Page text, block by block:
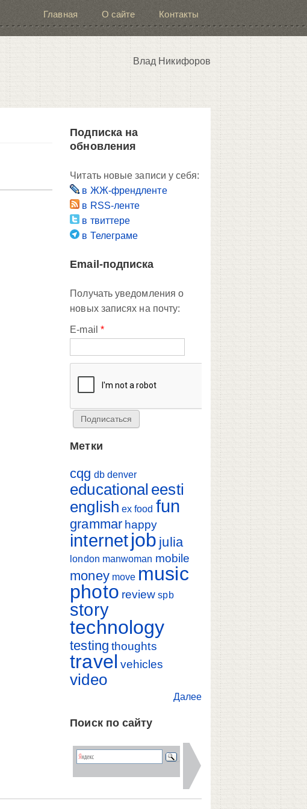
Главная О сайте Контакты
Влад Никифоров
Подписка на
обновления
Читать новые записи у себя:
в ЖЖ-френдленте
в RSS-ленте
в твиттере
в Телеграме
Email-подписка
Получать уведомления о
новых записях на почту:
E-mail *
Метки
cqg db denver
educational eesti
english ex food fun
grammar happy
internetjob julia
london manwoman mobile
money move music
photo review spb
story
technology
testing thoughts
travel vehicles
video
Далее
Поиск по сайту